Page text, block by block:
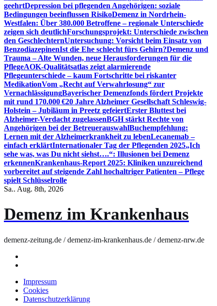
geehrtDepression bei pflegenden Angehörigen: soziale
Bedingungen beeinflussen RisikoDemenz in Nordrhein-
Westfalen: Über 380.000 Betroffene – regionale Unterschiede
zeigen sich deutlichForschungsprojekt: Unterschiede zwischen
den GeschlechternUntersuchung: Vorsicht beim Einsatz von
BenzodiazepinenIst die Ehe schlecht fürs Gehirn?Demenz und
Trauma – Alte Wunden, neue Herausforderungen für die
PflegeAOK-Qualitätsatlas zeigt alarmierende
Pflegeunterschiede – kaum Fortschritte bei riskanter
MedikationVom „Recht auf Verwahrlosung“ zur
VernachlässigungBayerischer Demenzfonds fördert Projekte
mit rund 170.000 €20 Jahre Alzheimer Gesellschaft Schleswig-
Holstein – Jubiläum in Preetz gefeiertErster Bluttest bei
Alzheimer-Verdacht zugelassenBGH stärkt Rechte von
Angehörigen bei der BetreuerauswahlBuchempfehlung:
Lernen mit der Alzheimerkrankheit zu lebenLecanemab –
einfach erklärtInternationaler Tag der Pflegenden 2025„Ich
sehe was, was Du nicht siehst….“: Illusionen bei Demenz
erkennenKrankenhaus-Report 2025: Kliniken unzureichend
vorbereitet auf steigende Zahl hochaltriger Patienten – Pflege
spielt Schlüsselrolle
Sa.. Aug. 8th, 2026
Demenz im Krankenhaus
demenz-zeitung.de / demenz-im-krankenhaus.de / demenz-nrw.de
Impressum
Cookies
Datenschutzerklärung